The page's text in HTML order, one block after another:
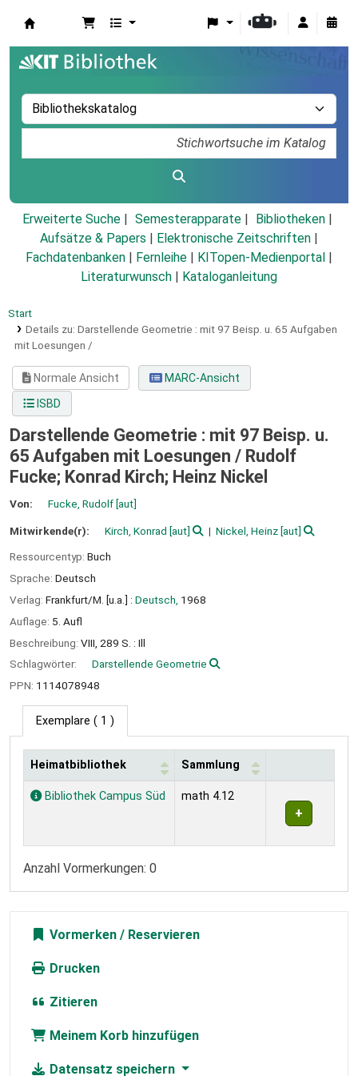
Erweiterte Suche Semesterapparate
Bibliotheken
Aufsätze & Papers
Elektronische Zeitschriften
Fachdatenbanken
Fernleihe KITopen-Medienportal
Literaturwunsch
Kataloganleitung
Start
Details zu: Darstellende Geometrie : mit 97 Beisp. u. 65 Aufgaben
mit Loesungen /
Normale Ansicht
MARC-Ansicht
ISBD
Darstellende Geometrie : mit 97 Beisp. u.
65 Aufgaben mit Loesungen / Rudolf
Fucke; Konrad Kirch; Heinz Nickel
Von: Fucke, Rudolf[aut]
Mitwirkende(r): Kirch, Konrad [aut] Nickel, Heinz[aut]
Ressourcentyp: Buch
Sprache: Deutsch
Verlag: Frankfurt/M. [u.a.] : Deutsch, 1968
Auflage: 5. Aufl
Beschreibung: VIII, 289 S. : Ill
Schlagwörter:
Darstellende Geometrie
PPN: 1114078948
Exemplare ( 1 )
Exemplare
Heimatbibliothek Sammlung
Bibliothek Campus Süd math 4.12
Anzahl Vormerkungen: 0
Vormerken
Drucken
Zitieren
Meinem Korb hinzufügen
Datensatz speichern